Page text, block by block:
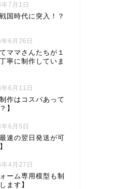
7月1日
国時代に突入！？
6月26日
ママさんたちが１
寧に制作していま
6月11日
制作はコスパあって
】
6月5日
最速の翌日発送が可
4月27日
ォーム専用模型も制
ます】